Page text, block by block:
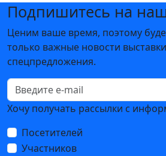
Подпишитесь на
Ценим ваше время, поэтому
только важные новости
спецпредложения.
Хочу получать рассылки с
Посетителей
Участников